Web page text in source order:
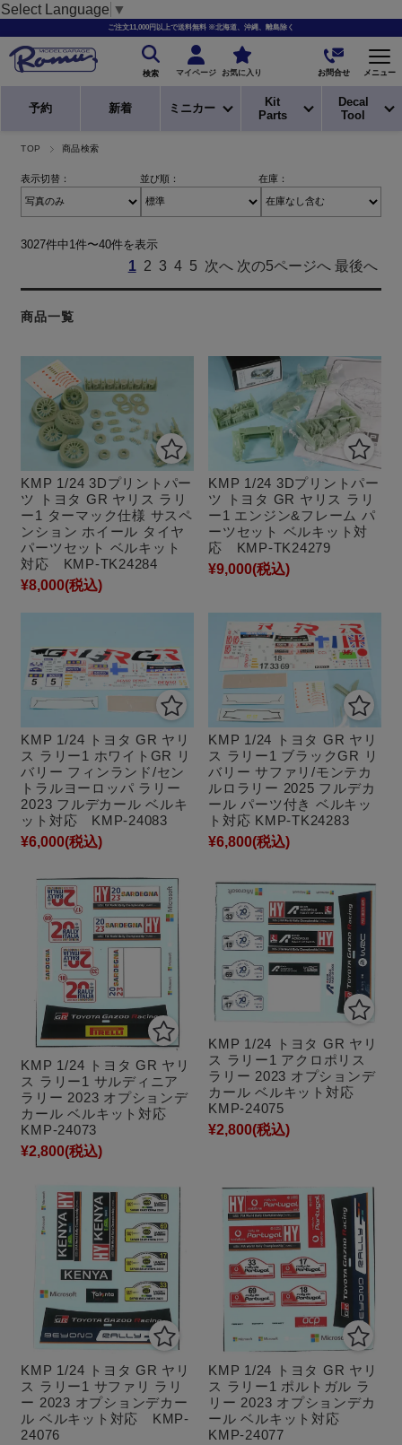
Select Language ▼
ご注文11,000円以上で送料無料 ※北海道、沖縄、離島除く
検索 マイページ お気に入り お問合せ メニュー
予約 新着 ミニカー
Kit
Parts
Decal
Tool
TOP 商品検索
表示切替： 並び順： 在庫：
3027件中1件〜40件を表示
1 2 3 4 5 次へ 次の5ページへ 最後へ
商品一覧
KMP 1/24 3Dプリントパー
ツ トヨタ GR ヤリス ラリ
ー1 ターマック仕様 サスペ
ンション ホイール タイヤ
パーツセット ベルキット
対応 KMP-TK24284
¥8,000(税込)
KMP 1/24 3Dプリントパー
ツ トヨタ GR ヤリス ラリ
ー1 エンジン&フレーム パ
ーツセット ベルキット対
応 KMP-TK24279
¥9,000(税込)
KMP 1/24 トヨタ GR ヤリ
ス ラリー1 ホワイトGR リ
バリー フィンランド/セン
トラルヨーロッパ ラリー
2023 フルデカール ベルキ
ット対応 KMP-24083
¥6,000(税込)
KMP 1/24 トヨタ GR ヤリ
ス ラリー1 ブラックGR リ
バリー サファリ/モンテカ
ルロラリー 2025 フルデカ
ール パーツ付き ベルキッ
ト対応 KMP-TK24283
¥6,800(税込)
KMP 1/24 トヨタ GR ヤリ
ス ラリー1 サルディニア
ラリー 2023 オプションデ
カール ベルキット対応
KMP-24073
¥2,800(税込)
KMP 1/24 トヨタ GR ヤリ
ス ラリー1 アクロポリス
ラリー 2023 オプションデ
カール ベルキット対応
KMP-24075
¥2,800(税込)
KMP 1/24 トヨタ GR ヤリ
ス ラリー1 サファリ ラリ
ー 2023 オプションデカー
ル ベルキット対応 KMP-
24076
KMP 1/24 トヨタ GR ヤリ
ス ラリー1 ポルトガル ラ
リー 2023 オプションデカ
ール ベルキット対応
KMP-24077